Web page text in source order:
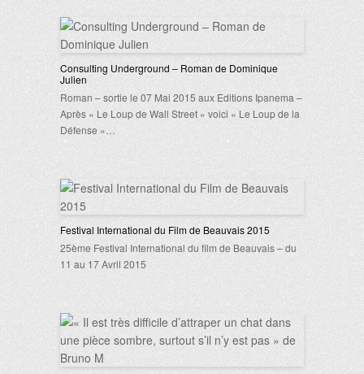
Consulting Underground – Roman de Dominique
Julien
Roman – sortie le 07 Mai 2015 aux Editions Ipanema –
Après « Le Loup de Wall Street » voici « Le Loup de la
Défense »…
Festival International du Film de Beauvais 2015
25ème Festival International du film de Beauvais – du
11 au 17 Avril 2015